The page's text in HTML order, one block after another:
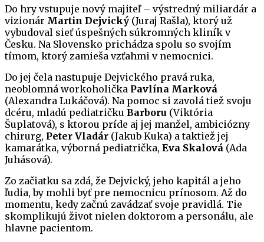
Do hry vstupuje nový majiteľ – výstredný miliardár a
vizionár Martin Dejvický (Juraj Rašla), ktorý už
vybudoval sieť úspešných súkromných kliník v
Česku. Na Slovensko prichádza spolu so svojím
tímom, ktorý zamieša vzťahmi v nemocnici.
Do jej čela nastupuje Dejvického pravá ruka,
neoblomná workoholička Pavlína Marková
(Alexandra Lukáčová). Na pomoc si zavolá tiež svoju
dcéru, mladú pediatričku Barboru (Viktória
Šuplatová), s ktorou príde aj jej manžel, ambiciózny
chirurg, Peter Vladár (Jakub Kuka) a taktiež jej
kamarátka, výborná pediatrička, Eva Skalová (Ada
Juhásová).
Zo začiatku sa zdá, že Dejvický, jeho kapitál a jeho
ľudia, by mohli byť pre nemocnicu prínosom. Až do
momentu, kedy začnú zavádzať svoje pravidlá. Tie
skomplikujú život nielen doktorom a personálu, ale
hlavne pacientom.